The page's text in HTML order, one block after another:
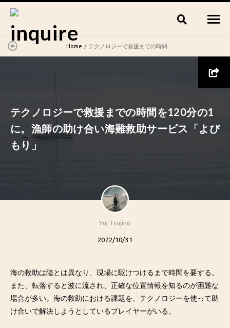
Home テクノロジーで救援までの時間を120分の1に。漁師の助け合い海難救助サービス「よびもり」
テクノロジーで救援までの時間を120分の1
に。漁師の助け合い海難救助サービス「よび
もり」
Yui Tsujino
2022/10/31
海の救助は陸とは異なり、現場に駆けつけるまで時間を要する。
また、転落すると波に流され、正確な位置情報を知るのが困難な
場合が多い。海の救助における課題を、テクノロジーを使って助
け合いで解決しようとしているプレイヤーがいる。